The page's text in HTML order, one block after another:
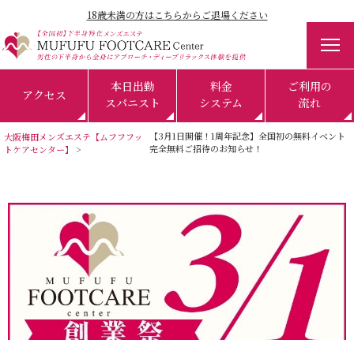
18歳未満の方はこちらからご退場ください
アクセス
本日出勤
スパニスト
料金
システム
ご利用の
流れ
大阪梅田メンズエステ【ムフフフッ
トケアセンター】
【3月1日開催！1周年記念】全国初の無料イベント
完全無料ご招待のお知らせ！